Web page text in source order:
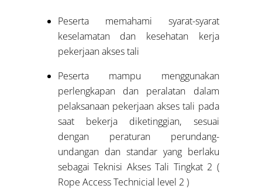
Peserta memahami syarat-syarat
keselamatan dan kesehatan kerja
pekerjaan akses tali
Peserta mampu menggunakan
perlengkapan dan peralatan dalam
pelaksanaan pekerjaan akses tali pada
saat bekerja diketinggian, sesuai
dengan peraturan perundang-
undangan dan standar yang berlaku
sebagai Teknisi Akses Tali Tingkat 2 (
Rope Access Technicial level 2 )